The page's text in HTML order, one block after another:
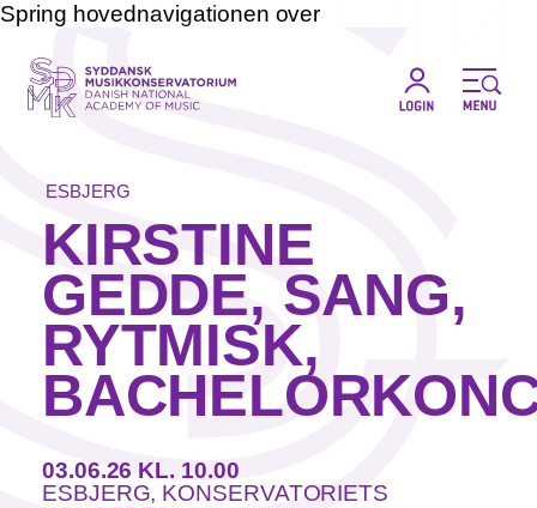
Spring hovednavigationen over
ESBJERG
KIRSTINE
GEDDE, SANG,
RYTMISK,
03.06.26 KL. 10.00
ESBJERG, KONSERVATORIETS